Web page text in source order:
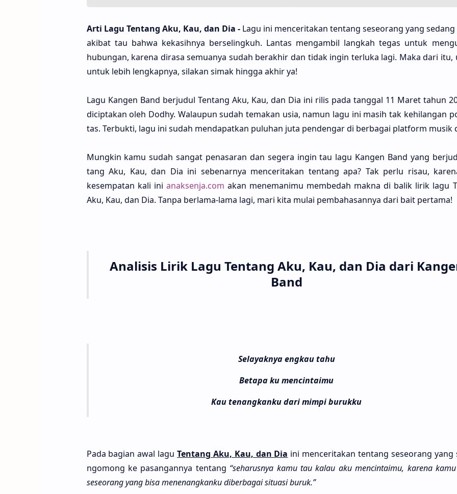
Arti Lagu Ten­tang Aku, Kau, dan Dia -Lagu ini mencerita­kan ten­tang seseo­rang yang
aki­bat tau bahwa kekasih­nya berseling­kuh. Lan­tas mengam­bil lang­kah tegas untuk
hubu­ngan, kare­na dira­sa semua­nya sudah bera­khir dan tidak ingin terlu­ka lagi. Maka dari itu,
untuk lebih lengkap­nya, sila­kan simak hing­ga akhir ya!
Lagu Kangen Band berju­dul Ten­tang Aku, Kau, dan Dia ini rilis pada tang­gal 11 Maret tahun
dicipta­kan oleh Dodhy. Walau­pun sudah tema­kan usia, namun lagu ini masih tak kehila­ngan
tas. Terbuk­ti, lagu ini sudah mendapat­kan pulu­han juta pende­ngar di berba­gai plat­form musik
Mung­kin kamu sudah sangat penasa­ran dan sege­ra ingin tau lagu Kangen Band yang
tang Aku, Kau, dan Dia ini sebenar­nya mencerita­kan ten­tang apa? Tak perlu risau,
kesempa­tan kali ini anaksenja.com akan menemani­mu membe­dah makna di balik lirik lagu
Aku, Kau, dan Dia. Tanpa berla­ma-lama lagi, mari kita mulai pembahasan­nya dari bait perta­ma!
Analisis Lirik Lagu Tentang Aku, Kau, dan Dia dari
Band
Selayaknya engkau tahu
Betapa ku mencintaimu
Kau tenangkanku dari mimpi burukku
Pada bagi­an awal lagu Ten­tang Aku, Kau, dan Dia ini mencerita­kan ten­tang seseo­rang yang
ngo­mong ke pasangan­nya ten­tang “seharus­nya kamu tau kalau aku mencintai­mu, kare­na
seseo­rang yang bisa menenangkan­ku diberba­gai situa­si buruk.”